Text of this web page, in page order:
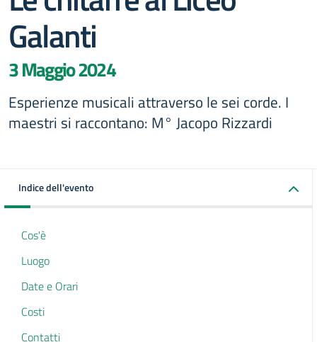
Galanti
3 Maggio 2024
Esperienze musicali attraverso le sei corde. I
maestri si raccontano: M° Jacopo Rizzardi
Indice dell'evento
Cos'è
Luogo
Date e Orari
Costi
Contatti